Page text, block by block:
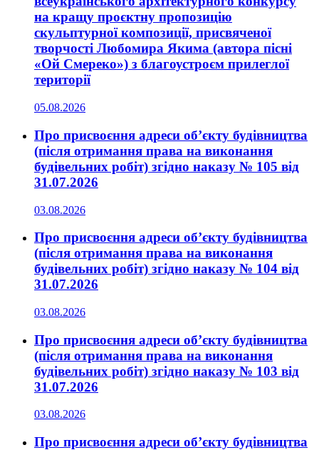
на кращу проєктну пропозицію
скульптурної композиції, присвяченої
творчості Любомира Якима (автора пісні
«Ой Смереко») з благоустроєм прилеглої
території
05.08.2026
Про присвоєння адреси об’єкту будівництва
(після отримання права на виконання
будівельних робіт) згідно наказу № 105 від
31.07.2026
03.08.2026
Про присвоєння адреси об’єкту будівництва
(після отримання права на виконання
будівельних робіт) згідно наказу № 104 від
31.07.2026
03.08.2026
Про присвоєння адреси об’єкту будівництва
(після отримання права на виконання
будівельних робіт) згідно наказу № 103 від
31.07.2026
03.08.2026
Про присвоєння адреси об’єкту будівництва